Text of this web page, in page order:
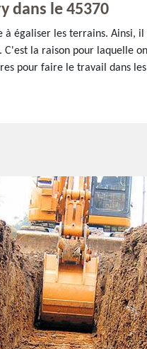
dans le 45370
égaliser les terrains. Ainsi,
la raison pour laquelle
pour faire le travail dans